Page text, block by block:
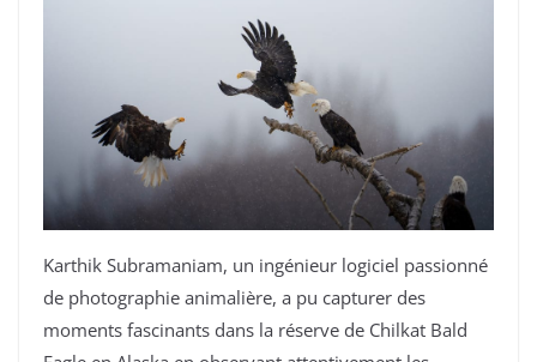
Karthik Subramaniam, un ingénieur logiciel passionné
de photographie animalière, a pu capturer des
moments fascinants dans la réserve de Chilkat Bald